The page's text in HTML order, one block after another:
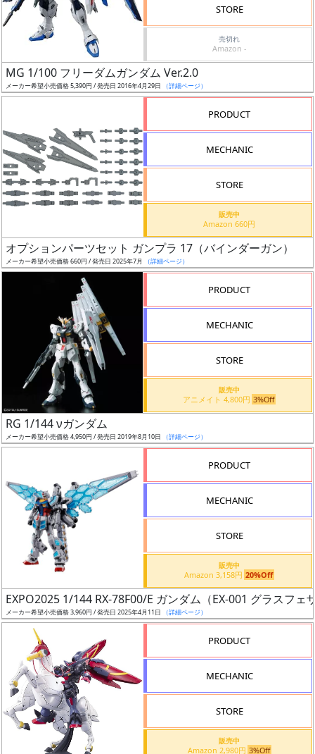
ス
ケ
ル
形
色
ー
ズ・
況
売
む
抽
選
庫
復
活
STORE
売切れ
Amazon -
MG 1/100 フリーダムガンダム Ver.2.0
メーカー希望小売価格 5,390円 / 発売日 2016年4月29日 （詳細ページ）
PRODUCT
MECHANIC
STORE
販売中
Amazon 660円
オプションパーツセット ガンプラ 17（バインダーガン）
メーカー希望小売価格 660円 / 発売日 2025年7月 （詳細ページ）
PRODUCT
MECHANIC
STORE
販売中
アニメイト 4,800円 3%Off
RG 1/144 νガンダム
メーカー希望小売価格 4,950円 / 発売日 2019年8月10日 （詳細ページ）
PRODUCT
MECHANIC
STORE
販売中
Amazon 3,158円 20%Off
EXPO2025 1/144 RX-78F00/E ガンダム（EX-001 グラスフェ
メーカー希望小売価格 3,960円 / 発売日 2025年4月11日 （詳細ページ）
PRODUCT
MECHANIC
STORE
販売中
Amazon 2,980円 3%Off